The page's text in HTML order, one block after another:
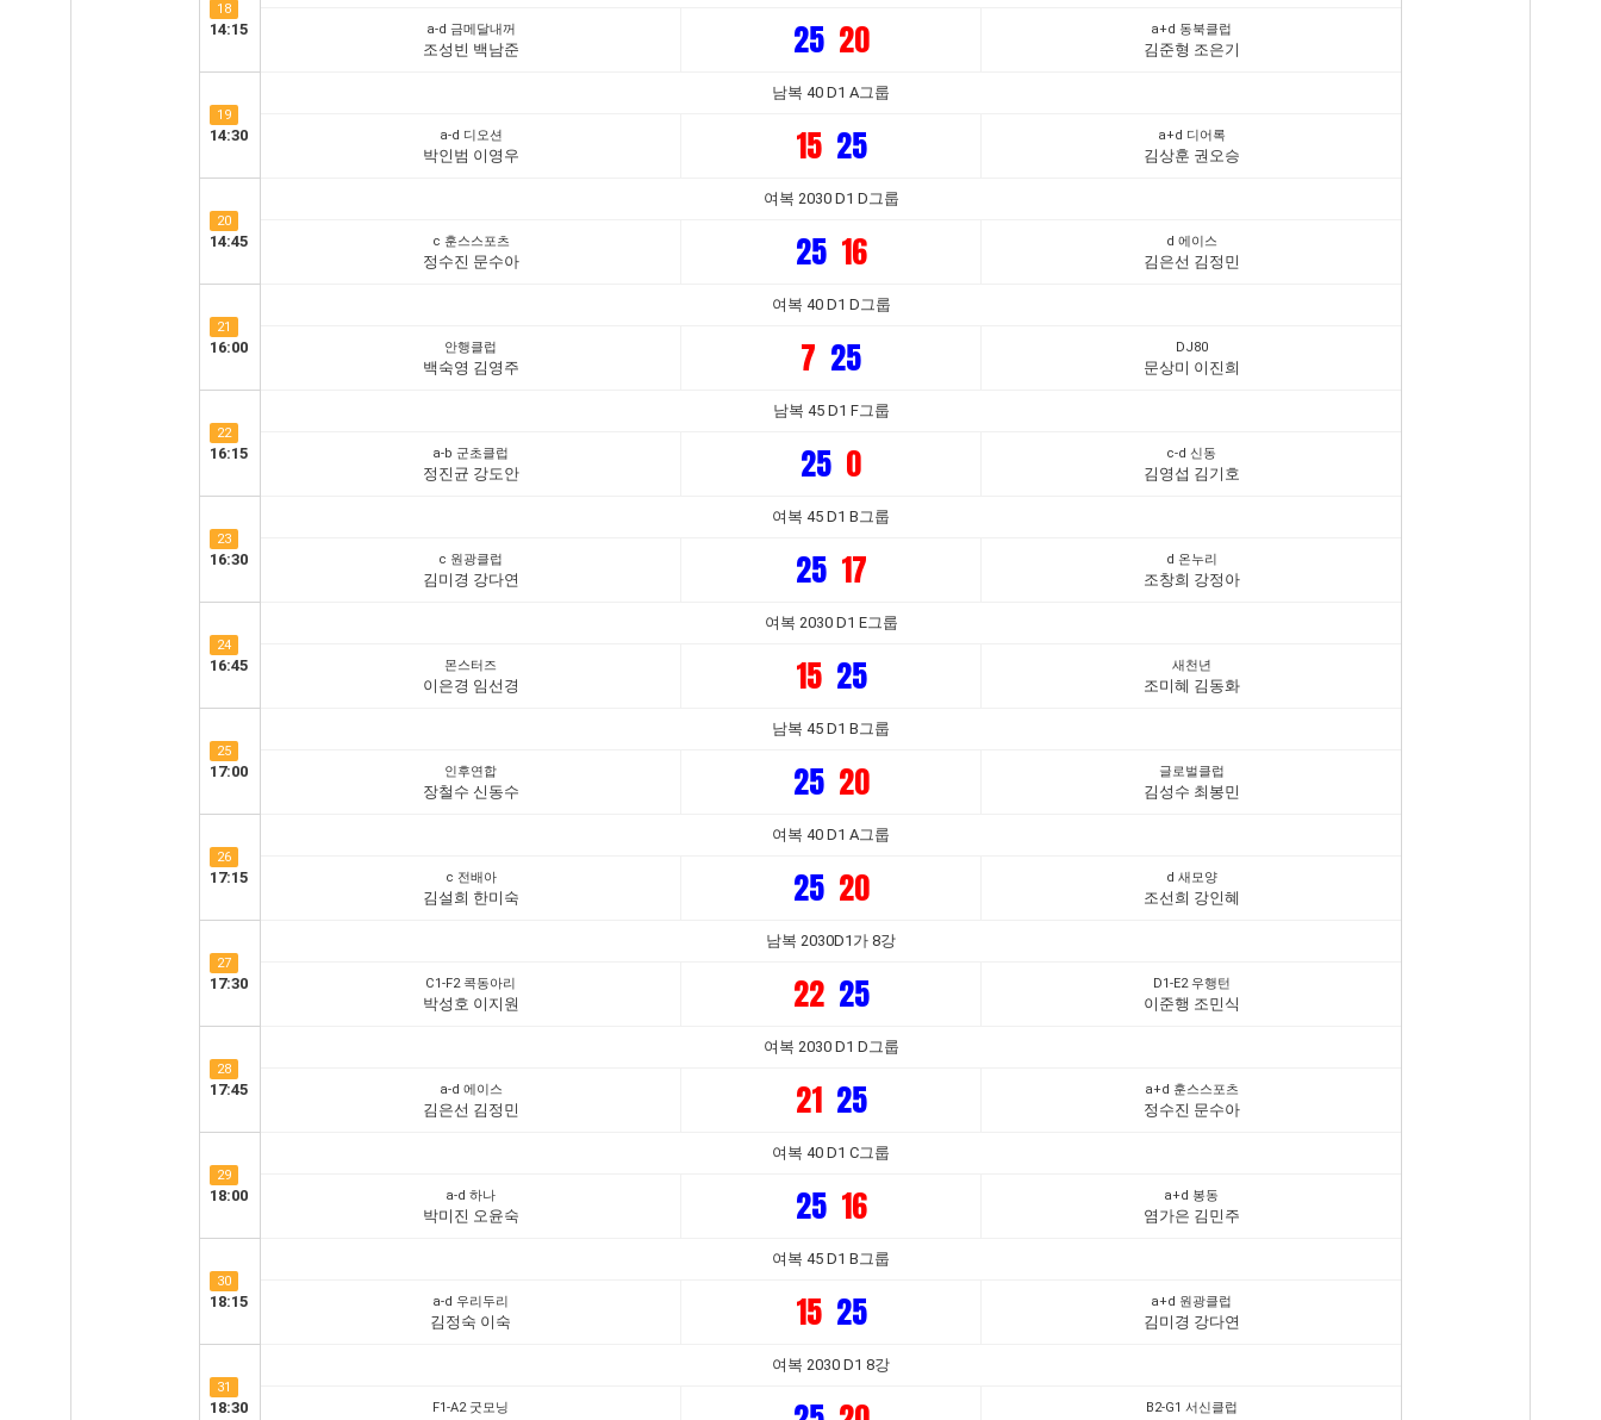
18
14:15 a-d 금메달내꺼
조성빈 백남준 25 20 a+d 동북클럽
김준형 조은기
19
14:30
남복 40 D1 A그룹
a-d 디오션
박인범 이영우 15 25 a+d 디어록
김상훈 권오승
20
14:45
여복 2030 D1 D그룹
c 훈스스포츠
정수진 문수아 25 16 d 에이스
김은선 김정민
21
16:00
여복 40 D1 D그룹
안행클럽
백숙영 김영주 7 25 DJ80
문상미 이진희
22
16:15
남복 45 D1 F그룹
a-b 군초클럽
정진균 강도안 25 0 c-d 신동
김영섭 김기호
23
16:30
여복 45 D1 B그룹
c 원광클럽
김미경 강다연 25 17 d 온누리
조창희 강정아
24
16:45
여복 2030 D1 E그룹
몬스터즈
이은경 임선경 15 25 새천년
조미혜 김동화
25
17:00
남복 45 D1 B그룹
인후연합
장철수 신동수 25 20 글로벌클럽
김성수 최봉민
26
17:15
여복 40 D1 A그룹
c 전배아
김설희 한미숙 25 20 d 새모양
조선희 강인혜
27
17:30
남복 2030D1가 8강
C1-F2 콕동아리
박성호 이지원 22 25 D1-E2 우행턴
이준행 조민식
28
17:45
여복 2030 D1 D그룹
a-d 에이스
김은선 김정민 21 25 a+d 훈스스포츠
정수진 문수아
29
18:00
여복 40 D1 C그룹
a-d 하나
박미진 오윤숙 25 16 a+d 봉동
염가은 김민주
30
18:15
여복 45 D1 B그룹
a-d 우리두리
김정숙 이숙 15 25 a+d 원광클럽
김미경 강다연
31
18:30
여복 2030 D1 8강
F1-A2 굿모닝 B2-G1 서신클럽